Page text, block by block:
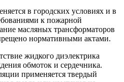
в городских условиях и в
к пожарной
масляных трансформаторов
нормативными актами.
жидкого диэлектрика
обмоток и сердечника.
применяется твердый